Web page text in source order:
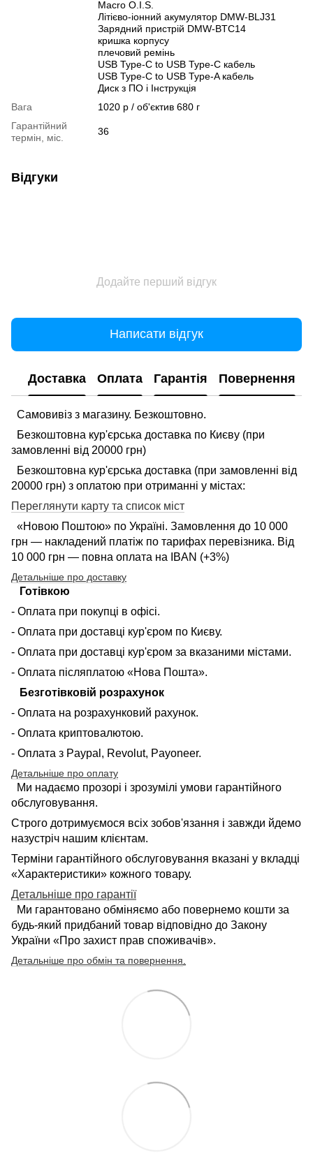
Macro O.I.S.
Літієво-іонний акумулятор DMW-BLJ31
Зарядний пристрій DMW-BTC14
кришка корпусу
плечовий ремінь
USB Type-C to USB Type-C кабель
USB Type-C to USB Type-A кабель
Диск з ПО і Інструкція
Вага
1020 р / об'єктив 680 г
Гарантійний
термін, міс.
36
Відгуки
Додайте перший відгук
Написати відгук
Доставка Оплата Гарантія Повернення
Самовивіз з магазину. Безкоштовно.
Безкоштовна кур'єрська доставка по Києву (при
замовленні від 20000 грн)
Безкоштовна кур'єрська доставка (при замовленні від
20000 грн) з оплатою при отриманні у містах:
Переглянути карту та список міст
«Новою Поштою» по Україні. Замовлення до 10 000
грн — накладений платіж по тарифах перевізника. Від
10 000 грн — повна оплата на IBAN (+3%)
Детальніше про доставку
Готівкою
- Оплата при покупці в офісі.
- Оплата при доставці кур'єром по Києву.
- Оплата при доставці кур'єром за вказаними містами.
- Оплата післяплатою «Нова Пошта».
Безготівковій розрахунок
- Оплата на розрахунковий рахунок.
- Оплата криптовалютою.
- Оплата з Paypal, Revolut, Payoneer.
Детальніше про оплату
Ми надаємо прозорі і зрозумілі умови гарантійного
обслуговування.
Строго дотримуємося всіх зобов'язання і завжди йдемо
назустріч нашим клієнтам.
Терміни гарантійного обслуговування вказані у вкладці
«Характеристики» кожного товару.
Детальніше про гарантії
Ми гарантовано обміняємо або повернемо кошти за
будь-який придбаний товар відповідно до Закону
України «Про захист прав споживачів».
Детальніше про обмін та повернення